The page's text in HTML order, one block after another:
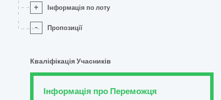
+ Інформація по лоту
- Пропозиції
Кваліфікація Учасників
Інформація про Переможця